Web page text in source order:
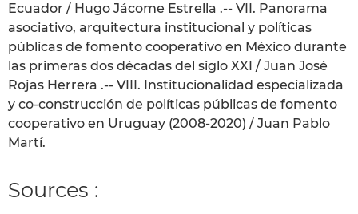
Ecuador / Hugo Jácome Estrella .-- VII. Panorama
asociativo, arquitectura institucional y políticas
públicas de fomento cooperativo en México durante
las primeras dos décadas del siglo XXI / Juan José
Rojas Herrera .-- VIII. Institucionalidad especializada
y co-construcción de políticas públicas de fomento
cooperativo en Uruguay (2008-2020) / Juan Pablo
Martí.
Sources :